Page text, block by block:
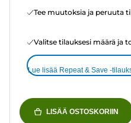
Tee muutoksia ja peruuta
Valitse tilauksesi määrä ja
Lue lisää Repeat & Save -
LISÄÄ OSTOSKORIIN